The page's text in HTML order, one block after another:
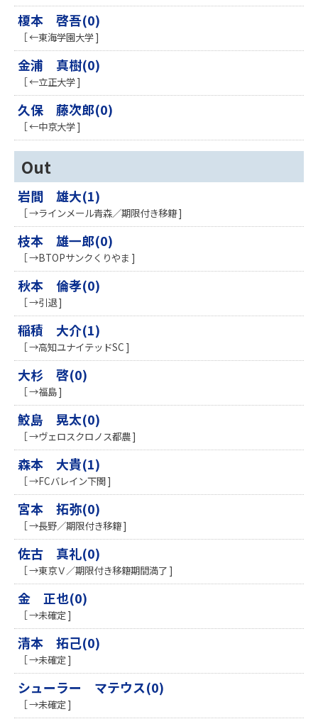
榎本 啓吾(0)
［ ←東海学園大学 ]
金浦 真樹(0)
［ ←立正大学 ]
久保 藤次郎(0)
［ ←中京大学 ]
Out
岩間 雄大(1)
［ →ラインメール青森／期限付き移籍 ]
枝本 雄一郎(0)
［ →BTOPサンクくりやま ]
秋本 倫孝(0)
［ →引退 ]
稲積 大介(1)
［ →高知ユナイテッドSC ]
大杉 啓(0)
［ →福島 ]
鮫島 晃太(0)
［ →ヴェロスクロノス都農 ]
森本 大貴(1)
［ →FCバレイン下関 ]
宮本 拓弥(0)
［ →長野／期限付き移籍 ]
佐古 真礼(0)
［ →東京Ｖ／期限付き移籍期間満了 ]
金 正也(0)
［ →未確定 ]
清本 拓己(0)
［ →未確定 ]
シューラー マテウス(0)
［ →未確定 ]